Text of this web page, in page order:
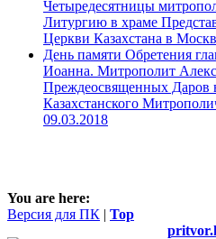
Четыредесятницы
Литургию в храме
Церкви Казахстана в
День памяти Обретения
Иоанна. Митрополит
Преждеосвященных Даров
Казахстанского
09.03.2018
You are here:
Версия для ПК | Top